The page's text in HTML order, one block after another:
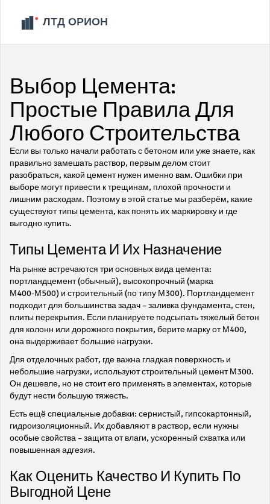
Выбор Цемента:
Простые Правила Для
Любого Строительства
Если вы только начали работать с бетоном или уже знаете, как
правильно замешать раствор, первым делом стоит
разобраться, какой цемент нужен именно вам. Ошибки при
выборе могут привести к трещинам, плохой прочности и
лишним расходам. Поэтому в этой статье мы разберём, какие
существуют типы цемента, как понять их маркировку и где
выгодно купить.
Типы Цемента И Их Назначение
На рынке встречаются три основных вида цемента:
портландцемент (обычный), высокопрочный (марка
М400‑М500) и строительный (по типу М300). Портландцемент
подходит для большинства задач – заливка фундамента, стен,
плиты перекрытия. Если планируете подсыпать тяжелый бетон
для колонн или дорожного покрытия, берите марку от М400,
она выдерживает большие нагрузки.
Для отделочных работ, где важна гладкая поверхность и
небольшие нагрузки, используют строительный цемент М300.
Он дешевле, но не стоит его применять в элементах, которые
будут нести большую тяжесть.
Есть ещё специальные добавки: сернистый, гипсокартонный,
гидроизоляционный. Их добавляют в раствор, если нужны
особые свойства – защита от влаги, ускоренный схватка или
повышенная адгезия.
Как Оценить Качество И Купить По
Выгодной Цене